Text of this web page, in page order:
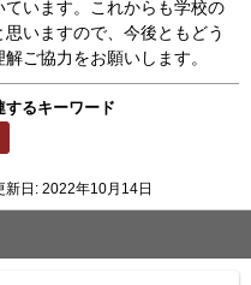
います。これからも学校の
いますので、今後ともどう
ご協力をお願いします。
するキーワード
新日: 2022年10月14日